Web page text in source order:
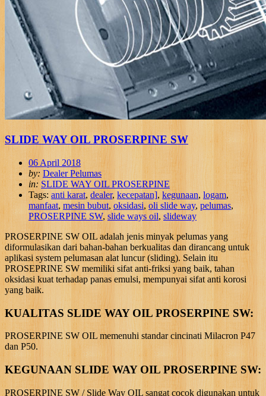
SLIDE WAY OIL PROSERPINE SW
06 April 2018
by: Dealer Pelumas
in: SLIDE WAY OIL PROSERPINE
Tags: anti karat, dealer, kecepatan], kegunaan, logam,
manfaat, mesin bubut, oksidasi, oli slide way, pelumas,
PROSERPINE SW, slide ways oil, slideway
PROSERPINE SW OIL adalah jenis minyak pelumas yang
diformulasikan dari bahan-bahan berkualitas dan dirancang untuk
aplikasi system pelumasan alat luncur (sliding). Selain itu
PROSEPRINE SW memiliki sifat anti-friksi yang baik, tahan
oksidasi kuat terhadap panas emulsi, mempunyai sifat anti korosi
yang baik.
KUALITAS SLIDE WAY OIL PROSERPINE SW:
PROSERPINE SW OIL memenuhi standar cincinati Milacron P47
dan P50.
KEGUNAAN SLIDE WAY OIL PROSERPINE SW:
PROSERPINE SW / Slide Way OIL sangat cocok digunakan untuk